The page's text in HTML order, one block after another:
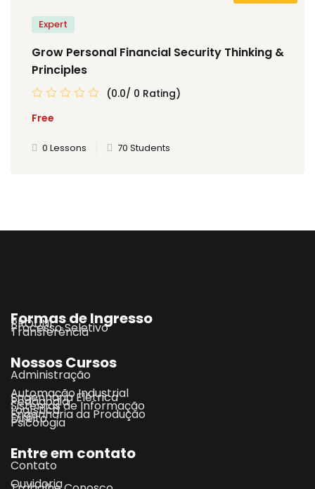
Expert
Grow Personal Financial Security Thinking &
Principles
(0.0/ 0 Rating)
Free
0 Lessons 70 Students
Formas de Ingresso
PROUNI
Processo Seletivo
Transferência
Nossos Cursos
Administração
Automação Industrial
Engenharia Elétrica
Pedagogia
Sistemas de Informação
Logística
Engenharia da Produção
Direito
Psicologia
Entre em contato
Contato
Ouvidoria